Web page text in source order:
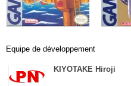
Equipe de développement
KIYOTAKE Hiroji